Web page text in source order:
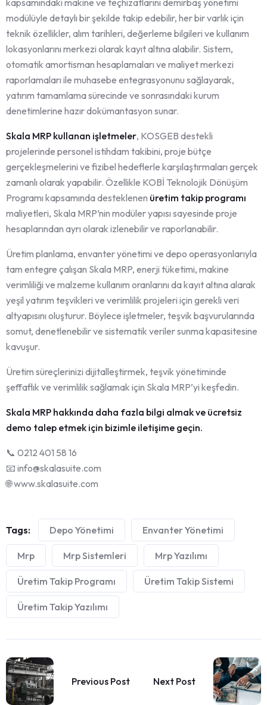
modülüyle detaylı bir şekilde takip edebilir, her bir varlık için
teknik özellikler, alım tarihleri, değerleme bilgileri ve kullanım
lokasyonlarını merkezi olarak kayıt altına alabilir. Sistem,
otomatik amortisman hesaplamaları ve maliyet merkezi
raporlamaları ile muhasebe entegrasyonunu sağlayarak,
yatırım tamamlama sürecinde ve sonrasındaki kurum
denetimlerine hazır dokümantasyon sunar.
Skala MRP kullanan işletmeler, KOSGEB destekli
projelerinde personel istihdam takibini, proje bütçe
gerçekleşmelerini ve fizibel hedeflerle karşılaştırmaları gerçek
zamanlı olarak yapabilir. Özellikle KOBİ Teknolojik Dönüşüm
Programı kapsamında desteklenen üretim takip programı
maliyetleri, Skala MRP’nin modüler yapısı sayesinde proje
hesaplarından ayrı olarak izlenebilir ve raporlanabilir.
Üretim planlama, envanter yönetimi ve depo operasyonlarıyla
tam entegre çalışan Skala MRP, enerji tüketimi, makine
verimliliği ve malzeme kullanım oranlarını da kayıt altına alarak
yeşil yatırım teşvikleri ve verimlilik projeleri için gerekli veri
altyapısını oluşturur. Böylece işletmeler, teşvik başvurularında
somut, denetlenebilir ve sistematik veriler sunma kapasitesine
kavuşur.
Üretim süreçlerinizi dijitalleştirmek, teşvik yönetiminde
şeffaflık ve verimlilik sağlamak için Skala MRP’yi keşfedin.
Skala MRP hakkında daha fazla bilgi almak ve ücretsiz
demo talep etmek için bizimle iletişime geçin.
📞 0212 401 58 16
📧 info@skalasuite.com
🌐 www.skalasuite.com
Tags: Depo Yönetimi Envanter Yönetimi
Mrp Mrp Sistemleri Mrp Yazılımı
Üretim Takip Programı Üretim Takip Sistemi
Üretim Takip Yazılımı
Previous Post Next Post